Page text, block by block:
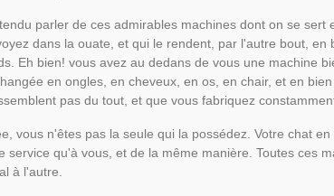
parler de ces admirables machines dont on se
dans la ouate, et qui le rendent, par l'autre bout,
Eh bien! vous avez au dedans de vous une machine
en ongles, en cheveux, en os, en chair, et en
pas du tout, et que vous fabriquez
vous n'êtes pas la seule qui la possédez. Votre chat
service qu'à vous, et de la même manière. Toutes ces
à l'autre.